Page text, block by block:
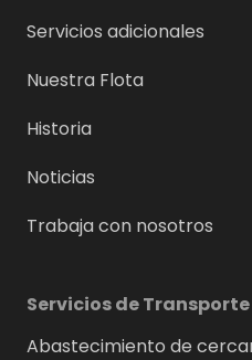
Servicios adicionales
Nuestra Flota
Historia
Noticias
Trabaja con nosotros
Servicios de Transporte
Abastecimiento de